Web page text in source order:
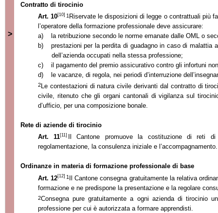
>
Contratto di tirocinio
Art. 10[10] 1Riservate le disposizioni di legge o contrattuali più
l’operatore della formazione professionale deve assicurare:
a)
la retribuzione secondo le norme emanate dalle OML o
b)
prestazioni per la perdita di guadagno in caso di malattia
dell’azienda occupati nella stessa professione;
c)
il pagamento del premio assicurativo contro gli infortuni
d)
le vacanze, di regola, nei periodi d’interruzione
2 Le contestazioni di natura civile derivanti dal contratto di
civile, ritenuto che gli organi cantonali di vigilanza sul
d’ufficio, per una composizione bonale.
Rete di aziende di tirocinio
Art. 11[11]
Il Cantone promuove la costituzione di reti
regolamentazione, la consulenza iniziale e l’accompagnamento.
Ordinanze in materia di formazione professionale di base
Art. 12[12] 1Il Cantone consegna gratuitamente la relativa
formazione e ne predispone la presentazione e la regolare
2Consegna pure gratuitamente a ogni azienda di tirocinio
professione per cui è autorizzata a formare apprendisti.